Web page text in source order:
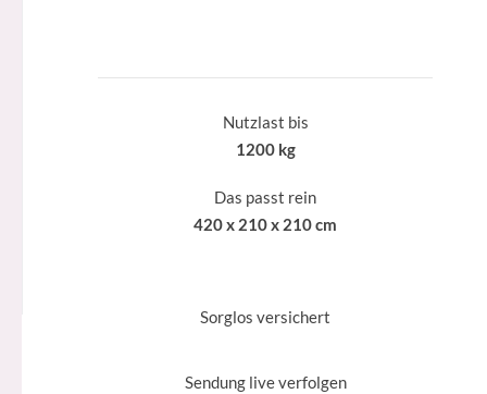
Nutzlast bis
1200 kg
Das passt rein
420 x 210 x 210 cm
Sorglos versichert
Sendung live verfolgen